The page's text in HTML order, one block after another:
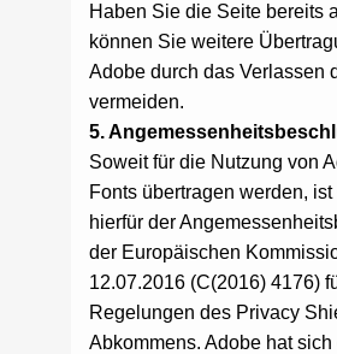
Haben Sie die Seite bereits
können Sie weitere
Adobe durch das Verlassen
vermeiden.
5.
Soweit für die Nutzung von
Fonts übertragen werden,
hierfür der
der Europäischen
12.07.2016 (C(2016) 4176)
Regelungen des Privacy
Abkommens. Adobe hat sich